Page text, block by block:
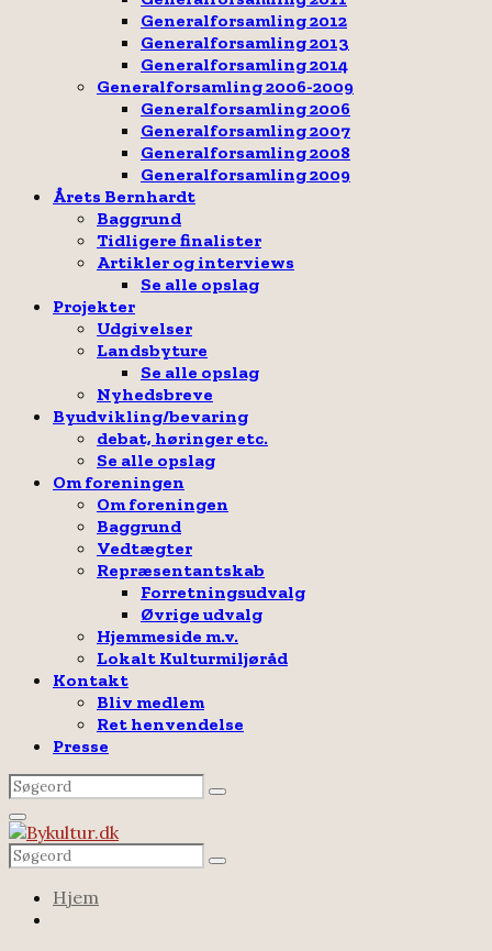
Generalforsamling 2012
Generalforsamling 2013
Generalforsamling 2014
Generalforsamling 2006-2009
Generalforsamling 2006
Generalforsamling 2007
Generalforsamling 2008
Generalforsamling 2009
Årets Bernhardt
Baggrund
Tidligere finalister
Artikler og interviews
Se alle opslag
Projekter
Udgivelser
Landsbyture
Se alle opslag
Nyhedsbreve
Byudvikling/bevaring
debat, høringer etc.
Se alle opslag
Om foreningen
Om foreningen
Baggrund
Vedtægter
Repræsentantskab
Forretningsudvalg
Øvrige udvalg
Hjemmeside m.v.
Lokalt Kulturmiljøråd
Kontakt
Bliv medlem
Ret henvendelse
Presse
Search
for:
Search
Facebook
Email
Rss
Primary
Menu
Search
for:
Search
Hjem